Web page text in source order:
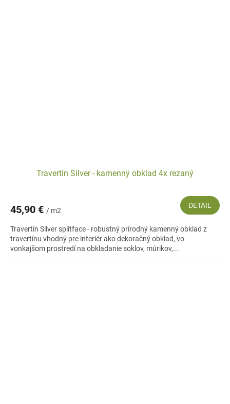
Travertín Silver - kamenný obklad 4x rezaný
45,90 € / m2
DETAIL
Travertín Silver splitface - robustný prírodný kamenný obklad z
travertínu vhodný pre interiér ako dekoračný obklad, vo
vonkajšom prostredí na obkladanie soklov, múrikov,...